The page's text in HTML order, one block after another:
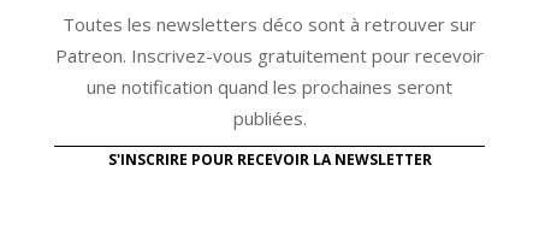
Toutes les newsletters déco sont à retrouver sur
Patreon. Inscrivez-vous gratuitement pour recevoir
une notification quand les prochaines seront
publiées.
S'INSCRIRE POUR RECEVOIR LA NEWSLETTER